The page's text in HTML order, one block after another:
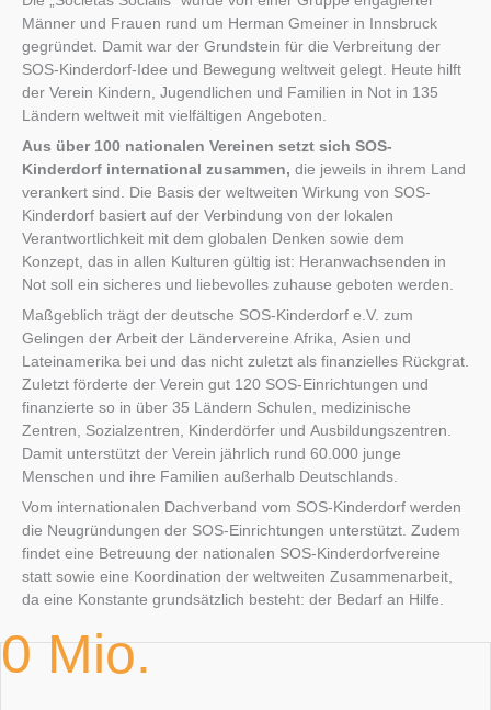
Männer und Frauen rund um Herman Gmeiner in Innsbruck
gegründet. Damit war der Grundstein für die Verbreitung der
SOS-Kinderdorf-Idee und Bewegung weltweit gelegt. Heute hilft
der Verein Kindern, Jugendlichen und Familien in Not in 135
Ländern weltweit mit vielfältigen Angeboten.
Aus über 100 nationalen Vereinen setzt sich SOS-
Kinderdorf international zusammen, die jeweils in ihrem Land
verankert sind. Die Basis der weltweiten Wirkung von SOS-
Kinderdorf basiert auf der Verbindung von der lokalen
Verantwortlichkeit mit dem globalen Denken sowie dem
Konzept, das in allen Kulturen gültig ist: Heranwachsenden in
Not soll ein sicheres und liebevolles zuhause geboten werden.
Maßgeblich trägt der deutsche SOS-Kinderdorf e.V. zum
Gelingen der Arbeit der Ländervereine Afrika, Asien und
Lateinamerika bei und das nicht zuletzt als finanzielles Rückgrat.
Zuletzt förderte der Verein gut 120 SOS-Einrichtungen und
finanzierte so in über 35 Ländern Schulen, medizinische
Zentren, Sozialzentren, Kinderdörfer und Ausbildungszentren.
Damit unterstützt der Verein jährlich rund 60.000 junge
Menschen und ihre Familien außerhalb Deutschlands.
Vom internationalen Dachverband vom SOS-Kinderdorf werden
die Neugründungen der SOS-Einrichtungen unterstützt. Zudem
findet eine Betreuung der nationalen SOS-Kinderdorfvereine
statt sowie eine Koordination der weltweiten Zusammenarbeit,
da eine Konstante grundsätzlich besteht: der Bedarf an Hilfe.
0 Mio.